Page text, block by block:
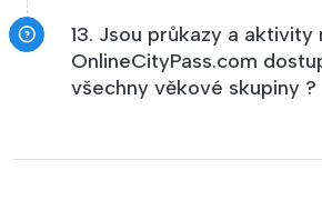
13. Jsou průkazy a aktivity
OnlineCityPass.com
všechny věkové skupiny ?